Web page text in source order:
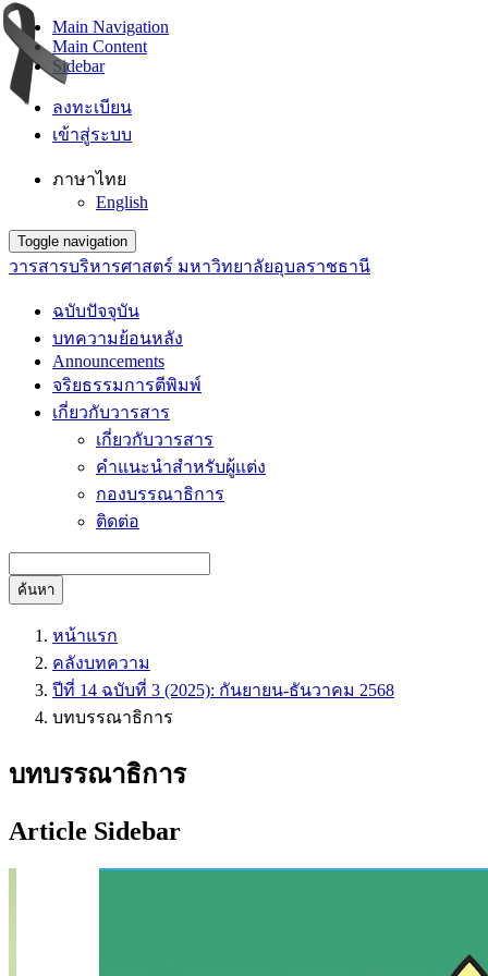
Main Navigation
Main Content
Sidebar
ลงทะเบียน
เข้าสู่ระบบ
ภาษาไทย
English
Toggle navigation
วารสารบริหารศาสตร์ มหาวิทยาลัยอุบลราชธานี
ฉบับปัจจุบัน
บทความย้อนหลัง
Announcements
จริยธรรมการตีพิมพ์
เกี่ยวกับวารสาร
เกี่ยวกับวารสาร
คำแนะนำสำหรับผู้แต่ง
กองบรรณาธิการ
ติดต่อ
ค้นหา
หน้าแรก
คลังบทความ
ปีที่ 14 ฉบับที่ 3 (2025): กันยายน-ธันวาคม 2568
บทบรรณาธิการ
บทบรรณาธิการ
Article Sidebar